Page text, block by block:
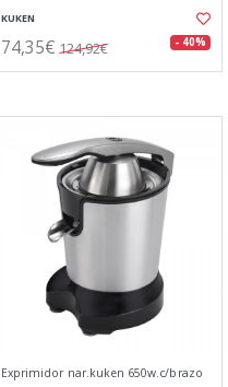
KUKEN
74,35€ 124,92€ - 40%
Exprimidor nar.kuken 650w.c/brazo